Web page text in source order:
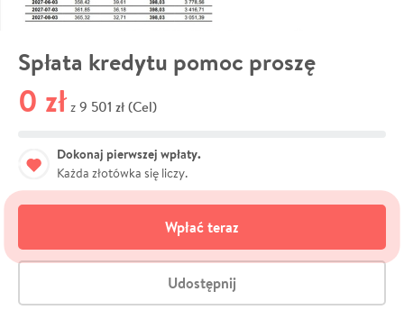
Spłata kredytu pomoc proszę
0 zł z 9 501 zł (Cel)
Dokonaj pierwszej wpłaty.
Każda złotówka się liczy.
Wpłać teraz
Udostępnij